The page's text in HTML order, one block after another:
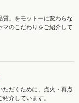
質」をモットーに変わらな
マのこだわりをご紹介して
ただくために、点火・再点
介しています。